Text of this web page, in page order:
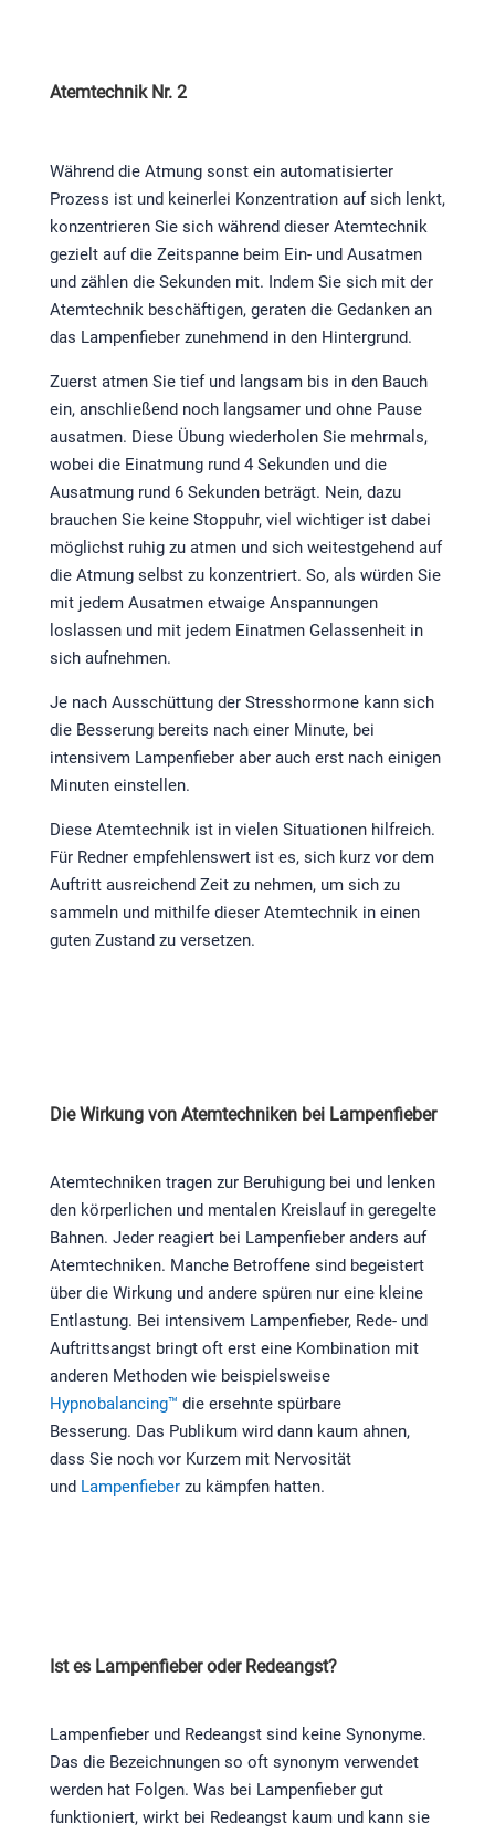
Atemtechnik Nr. 2
Während die Atmung sonst ein automatisierter
Prozess ist und keinerlei Konzentration auf sich lenkt,
konzentrieren Sie sich während dieser Atemtechnik
gezielt auf die Zeitspanne beim Ein- und Ausatmen
und zählen die Sekunden mit. Indem Sie sich mit der
Atemtechnik beschäftigen, geraten die Gedanken an
das Lampenfieber zunehmend in den Hintergrund.
Zuerst atmen Sie tief und langsam bis in den Bauch
ein, anschließend noch langsamer und ohne Pause
ausatmen. Diese Übung wiederholen Sie mehrmals,
wobei die Einatmung rund 4 Sekunden und die
Ausatmung rund 6 Sekunden beträgt. Nein, dazu
brauchen Sie keine Stoppuhr, viel wichtiger ist dabei
möglichst ruhig zu atmen und sich weitestgehend auf
die Atmung selbst zu konzentriert. So, als würden Sie
mit jedem Ausatmen etwaige Anspannungen
loslassen und mit jedem Einatmen Gelassenheit in
sich aufnehmen.
Je nach Ausschüttung der Stresshormone kann sich
die Besserung bereits nach einer Minute, bei
intensivem Lampenfieber aber auch erst nach einigen
Minuten einstellen.
Diese Atemtechnik ist in vielen Situationen hilfreich.
Für Redner empfehlenswert ist es, sich kurz vor dem
Auftritt ausreichend Zeit zu nehmen, um sich zu
sammeln und mithilfe dieser Atemtechnik in einen
guten Zustand zu versetzen.
Die Wirkung von Atemtechniken bei Lampenfieber
Atemtechniken tragen zur Beruhigung bei und lenken
den körperlichen und mentalen Kreislauf in geregelte
Bahnen. Jeder reagiert bei Lampenfieber anders auf
Atemtechniken. Manche Betroffene sind begeistert
über die Wirkung und andere spüren nur eine kleine
Entlastung. Bei intensivem Lampenfieber, Rede- und
Auftrittsangst bringt oft erst eine Kombination mit
anderen Methoden wie beispielsweise
Hypnobalancing™ die ersehnte spürbare
Besserung. Das Publikum wird dann kaum ahnen,
dass Sie noch vor Kurzem mit Nervosität
und Lampenfieberzu kämpfen hatten.
Ist es Lampenfieber oder Redeangst?
Lampenfieber und Redeangst sind keine Synonyme.
Das die Bezeichnungen so oft synonym verwendet
werden hat Folgen. Was bei Lampenfieber gut
funktioniert, wirkt bei Redeangst kaum und kann sie